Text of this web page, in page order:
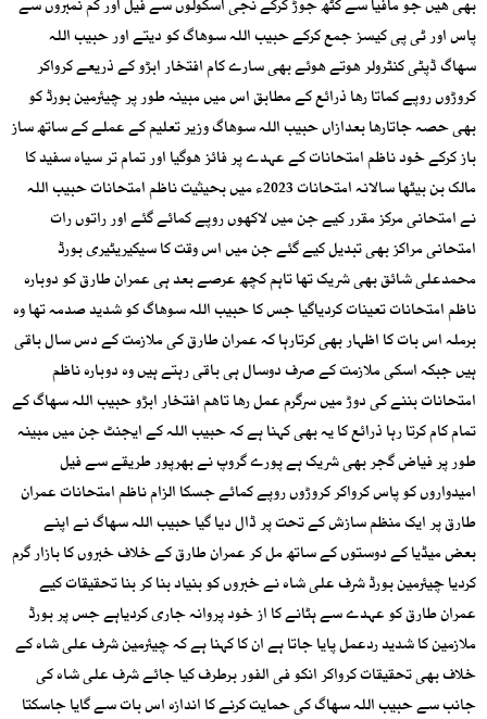
بھی ھیں جو مافیا سے کٹھ جوڑ کرکے نجی اسکولوں سے فیل اور کم نمبروں سے
پاس اور ٹی پی کیسز جمع کرکے حبیب اللہ سوھاگ کو دیتے اور حبیب اللہ
سھاگ ڈپٹی کنٹرولر ھوتے ھوئے بھی سارے کام افتخار ابڑو کے ذریعے کرواکر
کروڑوں روپے کماتا رھا ذرائع کے مطابق اس میں مبینہ طور پر چیئرمین بورڈ کو
بھی حصہ جاتارھا بعدازاں حبیب اللہ سوھاگ وزیر تعلیم کے عملے کے ساتھ ساز
باز کرکے خود ناظم امتحانات کے عہدے پر فائز ھوگیا اور تمام تر سیاہ سفید کا
مالک بن بیٹھا سالانہ امتحانات 2023ء میں بحیثیت ناظم امتحانات حبیب اللہ
نے امتحانی مرکز مقرر کیے جن میں لاکھوں روپے کمائے گئے اور راتوں رات
امتحانی مراکز بھی تبدیل کیے گئے جن میں اس وقت کا سیکیریٹیری بورڈ
محمدعلی شائق بھی شریک تھا تاہم کچھ عرصے بعد ہی عمران طارق کو دوبارہ
ناظم امتحانات تعینات کردیاگیا جس کا حبیب اللہ سوھاگ کو شدید صدمہ تھا وہ
برملہ اس بات کا اظہار بھی کرتارہا کہ عمران طارق کی ملازمت کے دس سال باقی
ہیں جبکہ اسکی ملازمت کے صرف دوسال ہی باقی رہتے ہیں وہ دوبارہ ناظم
امتحانات بننے کی دوڑ میں سرگرم عمل رھا تاھم افتخار ابڑو حبیب اللہ سھاگ کے
تمام کام کرتا رہا ذرائع کا یہ بھی کہنا ہے کہ حبیب اللہ کے ایجنٹ جن میں مبینہ
طور پر فیاض گجر بھی شریک ہے پورے گروپ نے بھرپور طریقے سے فیل
امیدواروں کو پاس کرواکر کروڑوں روپے کمائے جسکا الزام ناظم امتحانات عمران
طارق پر ایک منظم سازش کے تحت پر ڈال دیا گیا حبیب اللہ سھاگ نے اپنے
بعض میڈیا کے دوستوں کے ساتھ مل کر عمران طارق کے خلاف خبروں کا بازار گرم
کردیا چیئرمین بورڈ شرف علی شاہ نے خبروں کو بنیاد بنا کر بنا تحقیقات کیے
عمران طارق کو عہدے سے ہٹانے کا از خود پروانہ جاری کردیاہے جس پر بورڈ
ملازمین کا شدید ردعمل پایا جاتا ہے ان کا کہنا ہے کہ چیئرمین شرف علی شاہ کے
خلاف بھی تحقیقات کرواکر انکو فی الفور برطرف کیا جائے شرف علی شاہ کی
جانب سے حبیب اللہ سھاگ کی حمایت کرنے کا اندازہ اس بات سے گایا جاسکتا